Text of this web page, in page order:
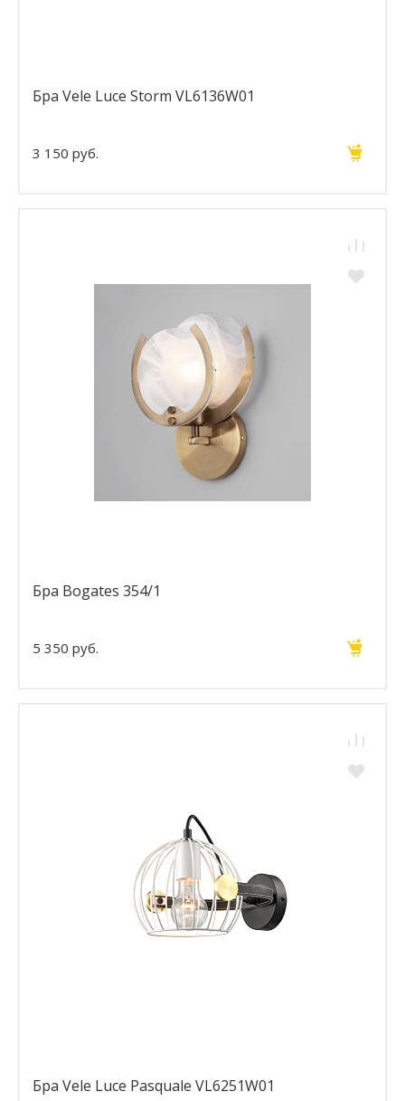
Бра Vele Luce Storm VL6136W01
3 150 руб.
Бра Bogates 354/1
5 350 руб.
Бра Vele Luce Pasquale VL6251W01